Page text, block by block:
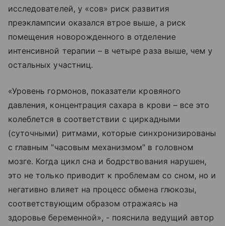
исследователей, у «сов» риск развития
преэклампсии оказался втрое выше, а риск
помещения новорожденного в отделение
интенсивной терапии – в четыре раза выше, чем у
остальных участниц.
«Уровень гормонов, показатели кровяного
давления, концентрация сахара в крови – все это
колеблется в соответствии с циркадными
(суточными) ритмами, которые синхронизированы
с главным "часовым механизмом" в головном
мозге. Когда цикл сна и бодрствования нарушен,
это не только приводит к проблемам со сном, но и
негативно влияет на процесс обмена глюкозы,
соответствующим образом отражаясь на
здоровье беременной», - пояснила ведущий автор